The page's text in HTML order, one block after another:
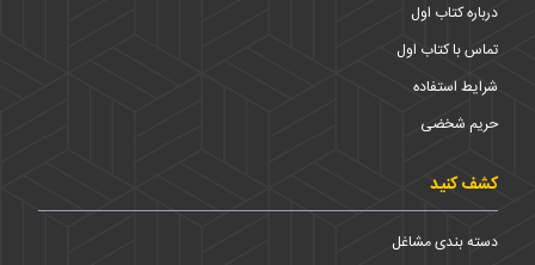
درباره کتاب اول
تماس با کتاب اول
شرایط استفاده
حریم شخضی
کشف کنید
دسته بندی مشاغل